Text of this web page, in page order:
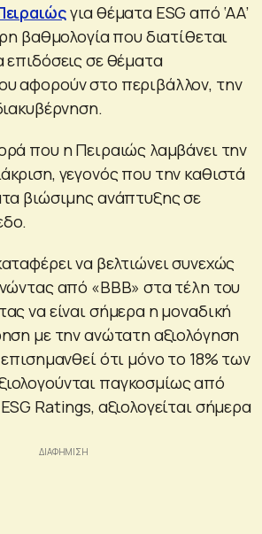
για θέματα ESG από ‘AA’
βαθμολογία που διατίθεται
επιδόσεις σε θέματα
αφορούν στο περιβάλλον, την
που η Πειραιώς λαμβάνει την
γεγονός που την καθιστά
βιώσιμης ανάπτυξης σε
να βελτιώνει συνεχώς
από «ΒΒΒ» στα τέλη του
να είναι σήμερα η μοναδική
με την ανώτατη αξιολόγηση
ότι μόνο το 18% των
παγκοσμίως από
Ratings, αξιολογείται σήμερα